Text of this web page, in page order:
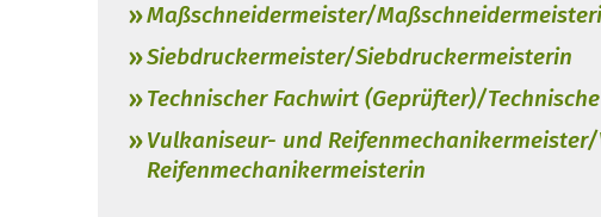
Maßschneidermeister/
Siebdruckermeister/Siebdruckermeisterin
Technischer Fachwirt (Geprüfter)/
Vulkaniseur- und
Reifenmechanikermeisterin